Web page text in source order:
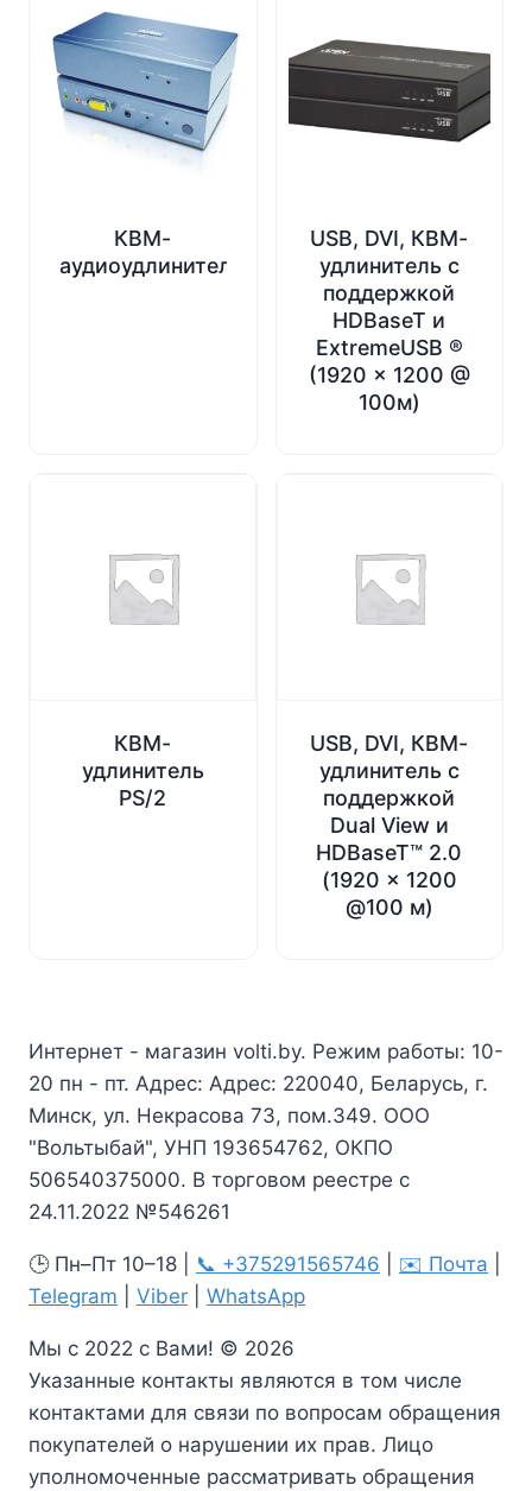
КВМ-
аудиоудлинитель
USB, DVI, КВМ-
удлинитель с
поддержкой
HDBaseT и
ExtremeUSB ®
(1920 x 1200 @
100м)
КВМ-
удлинитель
PS/2
USB, DVI, КВМ-
удлинитель c
поддержкой
Dual View и
HDBaseT™ 2.0
(1920 x 1200
@100 м)
Интернет - магазин volti.by. Режим работы: 10-
20 пн - пт. Адрес: Адрес: 220040, Беларусь, г.
Минск, ул. Некрасова 73, пом.349. ООО
"Вольтыбай", УНП 193654762, ОКПО
506540375000. В торговом реестре с
24.11.2022 №546261
🕒 Пн–Пт 10–18 | 📞 +375291565746 ✉️ Почта
Telegram
Viber WhatsApp
Мы с 2022 с Вами! © 2026
Указанные контакты являются в том числе
контактами для связи по вопросам обращения
покупателей о нарушении их прав. Лицо
уполномоченные рассматривать обращения